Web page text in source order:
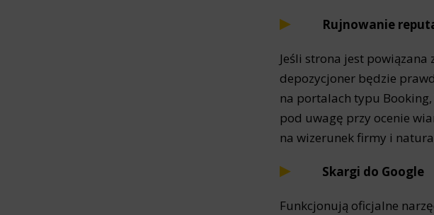
Scripts and data used to collect information to
demographic criteria. Also, third-party files that,
providing him or her with the marketing,
Rujnowanie
Jeśli strona jest
depozycjoner będzie
na portalach typu Booking,
pod uwagę przy ocenie
na wizerunek firmy i
Skargi do Google
Funkcjonują oficjalne